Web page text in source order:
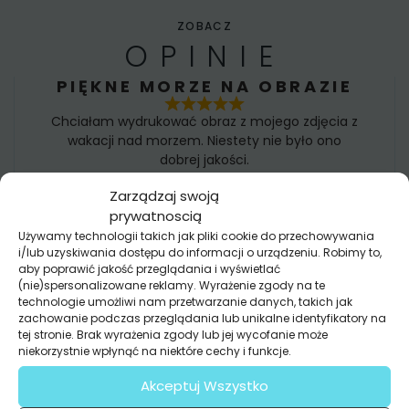
Zarządzaj swoją
prywatnoscią
Używamy technologii takich jak pliki cookie do przechowywania
i/lub uzyskiwania dostępu do informacji o urządzeniu. Robimy to,
aby poprawić jakość przeglądania i wyświetlać
(nie)spersonalizowane reklamy. Wyrażenie zgody na te
technologie umożliwi nam przetwarzanie danych, takich jak
zachowanie podczas przeglądania lub unikalne identyfikatory na
tej stronie. Brak wyrażenia zgody lub jej wycofanie może
niekorzystnie wpłynąć na niektóre cechy i funkcje.
Akceptuj Wszystko
ZOBACZ
OPINIE
PIĘKNE MORZE NA OBRAZIE
Chciałam wydrukować obraz z mojego zdjęcia z
wakacji nad morzem. Niestety nie było ono
dobrej jakości.
Zaproponowali mi jednak wybór z bazy grafik i
mam prawie identyczny obraz w dużo lepszej
jakości niż moje zdjęcie
Nikola
FOTOTAPETA TO ŚWIETNE
ROZWIĄZANIE!
Mąż chciał tylko malować ściany. Ja chciałam
odmiany.